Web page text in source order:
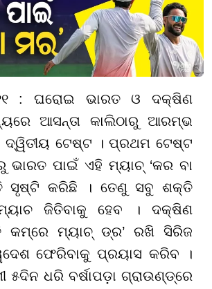
୧୧ : ଘରୋଇ ଭାରତ ଓ ଦକ୍ଷିଣ
ଆସନ୍ତା କାଲିଠାରୁ ଆରମ୍ଭ
ଦ୍ୱିତୀୟ ଟେଷ୍ଟ । ପ୍ରଥମ ଟେଷ୍ଟ
ଭାରତ ପାଇଁ ଏହି ମ୍ୟାଚ୍ ‘କର ବା
ସୃଷ୍ଟି କରିଛି । ତେଣୁ ସବୁ ଶକ୍ତି
ଜିତିବାକୁ ହେବ । ଦକ୍ଷିଣ
ମ୍ୟାଚ୍ ଡ୍ର’ ରଖି ସିରିଜ
ଫେରିବାକୁ ପ୍ରୟାସ କରିବ ।
୫ଦିନ ଧରି ବର୍ଷାପଡ଼ା ଗ୍ରାଉଣ୍ଡ୍ରେ